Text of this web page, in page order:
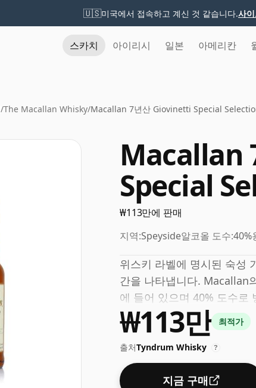
🇺🇸미국에서 접속하고 계신 것 같습니다.사
스카치 아이리시 일본 아메리칸
/The Macallan Whisky/Macallan 7년산 Giovinetti Special
Macallan
Special
₩113만에 판매
지역:Speyside알코올 도수:40%
위스키 라벨에 명시된 숙성
간을 나타냅니다. Macallan
에 들어 있으며 40% 도수로
₩113만 최적가
출처Tyndrum Whisky ?
지금 구매